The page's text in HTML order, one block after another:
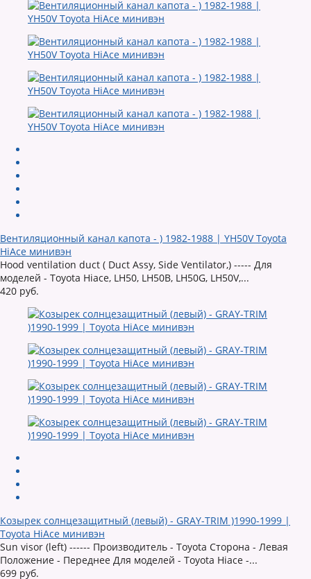
Вентиляционный канал капота - ) 1982-1988 | YH50V Toyota
HiAce минивэн
Hood ventilation duct ( Duct Assy, Side Ventilator,) ----- Для
моделей - Toyota Hiace, LH50, LH50B, LH50G, LH50V,...
420 руб.
Козырек солнцезащитный (левый) - GRAY-TRIM )1990-1999 |
Toyota HiAce минивэн
Sun visor (left) ------ Производитель - Toyota Сторона - Левая
Положение - Переднее Для моделей - Toyota Hiace -...
699 руб.